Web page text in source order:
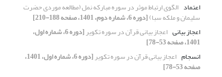
اعتماد الگوی ارتباط موثر در سوره مبارکه نمل (مطالعه موردی حضرت
سلیمان و ملکه سبا)[دوره 6، شماره دوم، 1401، صفحه 188-210]
اعجاز بیانی اعجاز بیانی قرآن در سوره تکویر [دوره 6، شماره اول،
1401، صفحه 53-78]
انسجام اعجاز بیانی قرآن در سوره تکویر [دوره 6، شماره اول، 1401،
صفحه 53-78]